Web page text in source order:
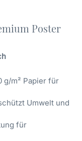
Poster
g/m² Papier für
Umwelt und
für